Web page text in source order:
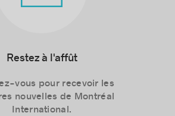
Restez à l'affût
vous pour recevoir les
nouvelles de Montréal
International.